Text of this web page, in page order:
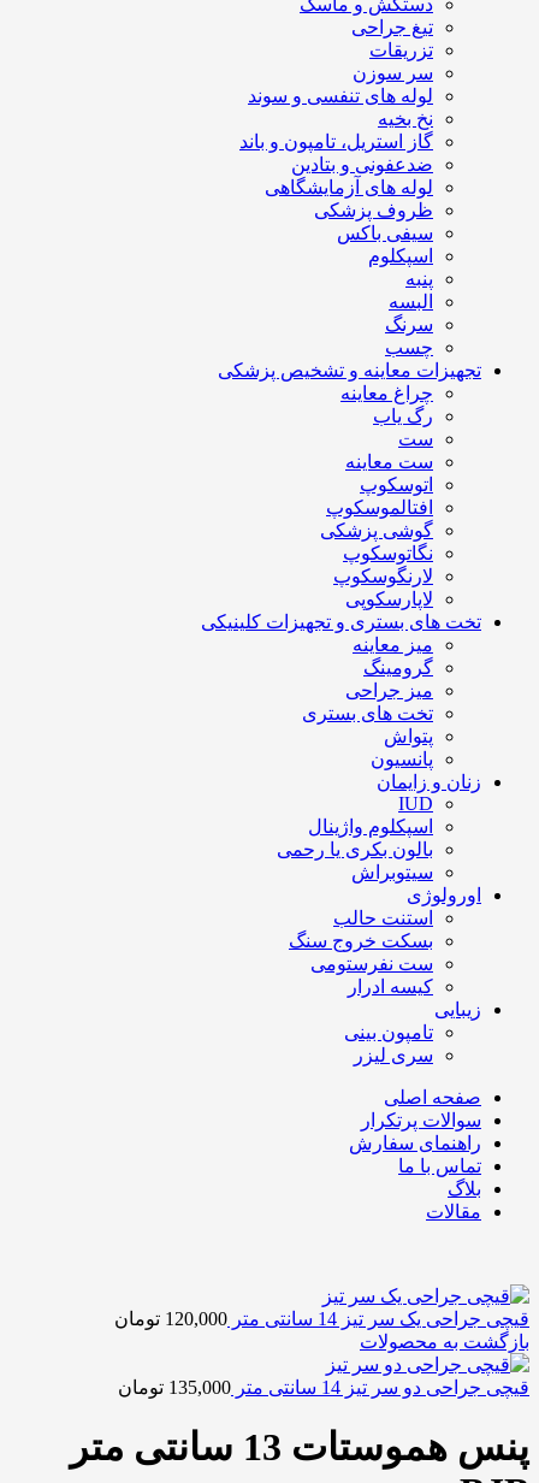
دستکش و ماسک
تیغ جراحی
تزریقات
سر سوزن
لوله های تنفسی و سوند
نخ بخیه
گاز استریل، تامپون و باند
ضدعفونی و بتادین
لوله های آزمایشگاهی
ظروف پزشکی
سیفی باکس
اسپکلوم
پنبه
البسه
سرنگ
چسب
تجهیزات معاینه و تشخیص پزشکی
چراغ معاینه
رگ یاب
ست
ست معاینه
اتوسکوپ
افتالموسکوپ
گوشی پزشکی
نگاتوسکوپ
لارنگوسکوپ
لاپارسکوپی
تخت های بستری و تجهیزات کلینیکی
میز معاینه
گرومینگ
میز جراحی
تخت های بستری
پتواش
پانسیون
زنان و زایمان
IUD
اسپکلوم واژینال
بالون بکری یا رحمی
سیتوبراش
اورولوژی
استنت حالب
بسکت خروج سنگ
ست نفرستومی
کیسه ادرار
زیبایی
تامپون بینی
سری لیزر
صفحه اصلی
سوالات پرتکرار
راهنمای سفارش
تماس با ما
بلاگ
مقالات
قیچی جراحی یک سر تیز 14 سانتی متر 120,000 تومان
بازگشت به محصولات
قیچی جراحی دو سر تیز 14 سانتی متر 135,000 تومان
پنس هموستات 13 سانتی متر